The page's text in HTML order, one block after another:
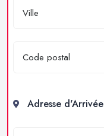
Adresse d'Arrivée